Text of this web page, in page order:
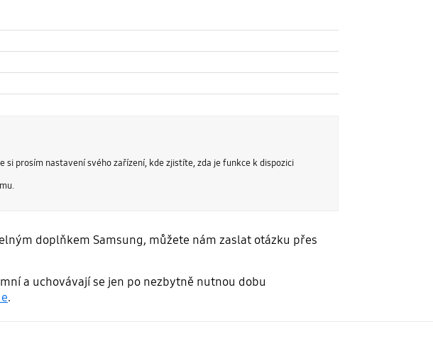
prosím nastavení svého zařízení, kde zjistíte, zda je funkce k dispozici
doplňkem Samsung, můžete nám zaslat otázku přes
a uchovávají se jen po nezbytně nutnou dobu
.